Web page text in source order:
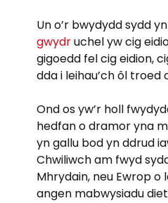
Un o’r bwydydd sydd
gwydruchel yw cig
gigoedd fel cig eidion,
dda i leihau’ch ôl troed
Ond os yw’r holl
hedfan o dramor yna
yn gallu bod yn ddrud
Chwiliwch am fwyd
Mhrydain, neu Ewrop o
angen mabwysiadu